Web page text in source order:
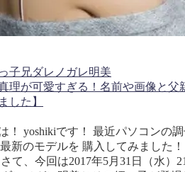
子 兄ダレノガレ明美
理が可愛すぎる！名前や画像と父
した】
！ yoshikiです！ 最近パソコンの
新のモデルを 購入してみました
て、今回は2017年5月31日（水）